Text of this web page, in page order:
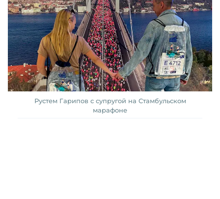
Рустем Гарипов с супругой на Стамбульском
марафоне